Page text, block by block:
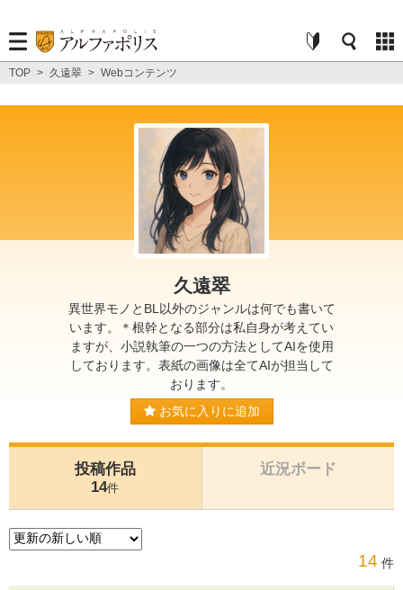
TOP > 久遠翠 > Webコンテンツ
久遠翠
異世界モノとBL以外のジャンルは何でも書いて
います。＊根幹となる部分は私自身が考えてい
ますが、小説執筆の一つの方法としてAIを使用
しております。表紙の画像は全てAIが担当して
おります。
お気に入りに追加
投稿作品
14件
近況ボード
14 件